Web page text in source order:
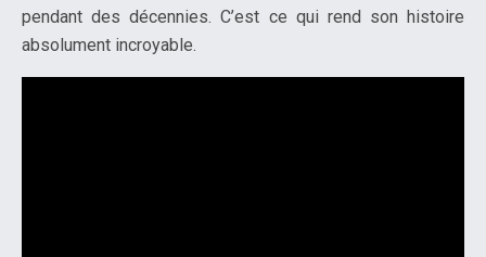
pendant des décennies. C’est ce qui rend son histoire
absolument incroyable.